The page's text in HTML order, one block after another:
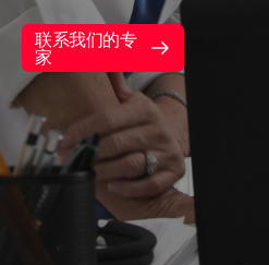
联系我们的专
家